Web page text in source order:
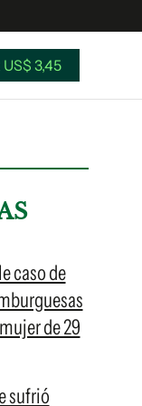
3,45
caso de
de 29
sufrió